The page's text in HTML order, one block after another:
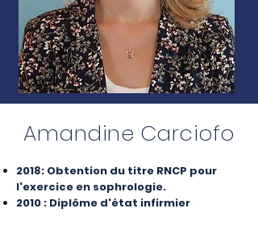
2018: Obtention du titre RNCP pour
l'exercice en sophrologie.
2010 : Diplôme d'état infirmier
Amandine Carciofo